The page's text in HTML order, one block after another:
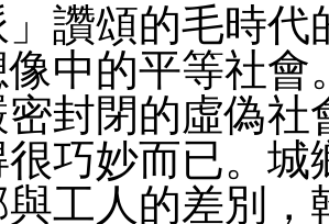
讚頌的毛時代
中的平等社會
封閉的虛偽社
巧妙而已。城
與工人的差別，